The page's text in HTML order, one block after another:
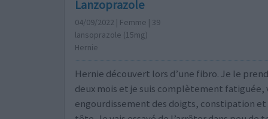
Lanzoprazole
04/09/2022 | Femme | 39
lansoprazole (15mg)
Hernie
Hernie découvert lors d’une fibro. Je le
deux mois et je suis complètement fatiguée,
engourdissement des doigts, constipation et